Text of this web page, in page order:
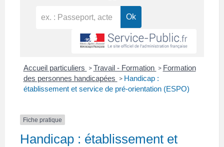
Accueil particuliers > Travail - Formation > Formation
des personnes handicapées > Handicap :
établissement et service de pré-orientation (ESPO)
Fiche pratique
Handicap : établissement et